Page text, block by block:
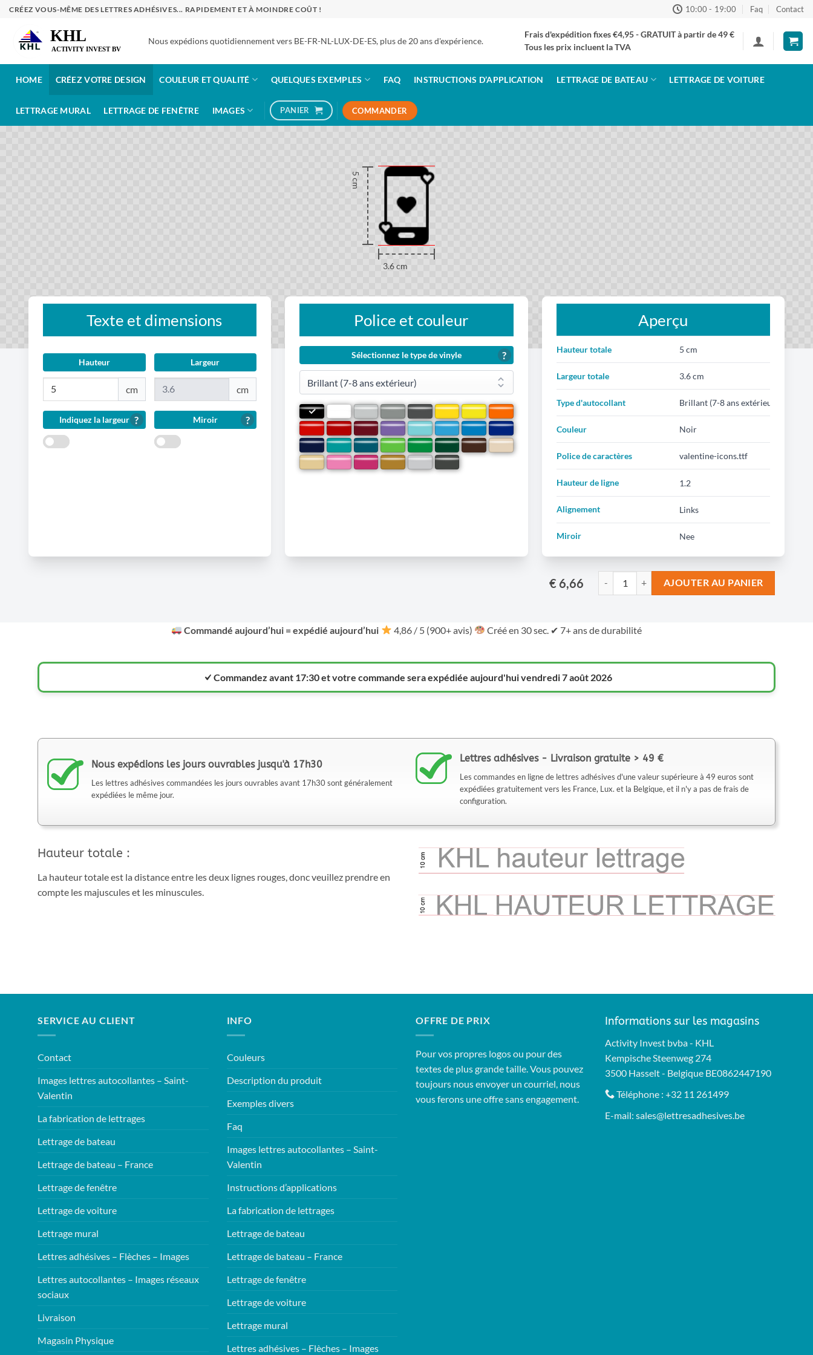
Passer
contenu
CRÉEZ VOUS-MÊME DES LETTRES ADHÉSIVES... RAPIDEMENT ET À MOINDRE COÛT ! 10:00 - 19:00 Faq Contact
Nous expédions quotidiennement vers BE-FR-NL-LUX-DE-ES, plus de 20 ans d'expérience.
Frais d'expédition fixes €4,95 - GRATUIT à partir de 49 €
Tous les prix incluent la TVA
HOME CRÉEZ VOTRE DESIGN COULEUR ET QUALITÉ QUELQUES EXEMPLES FAQ INSTRUCTIONS D’APPLICATION LETTRAGE DE BATEAU LETTRAGE DE VOITURE
LETTRAGE MURAL LETTRAGE DE FENÊTRE IMAGES PANIER COMMANDER
3.6 cm
5 cm
Texte et dimensions
Hauteur Largeur
Indiquez la largeur ?
Indiquez
Miroir ?
Miroir
Police et couleur
Sélectionnez le type de vinyle ?
Aperçu
Hauteur totale
Largeur totale
Type d'autocollant
Couleur
Police de caractères
Hauteur de ligne
Alignement
Miroir
€ 6,66 AJOUTER AU PANIER
Commandé aujourd’hui = expédié aujourd’hui 4,86 / 5 (900+ avis) Créé en 30 sec. ✔ 7+ ans de durabilité
Commandez avant 17:30 et votre commande sera expédiée aujourd'hui vendredi 7 août 2026
Nous expédions les jours ouvrables jusqu'à 17h30
Les lettres adhésives commandées les jours ouvrables avant 17h30 sont généralement
expédiées le même jour.
Lettres adhésives - Livraison gratuite > 49 €
Les commandes en ligne de lettres adhésives d'une valeur supérieure à 49 euros sont
expédiées gratuitement vers les France, Lux. et la Belgique, et il n'y a pas de frais de
configuration.
Hauteur totale :
La hauteur totale est la distance entre les deux lignes rouges, donc veuillez prendre en
compte les majuscules et les minuscules.
SERVICE AU CLIENT
Contact
Images lettres autocollantes – Saint-
Valentin
La fabrication de lettrages
Lettrage de bateau
Lettrage de bateau – France
Lettrage de fenêtre
Lettrage de voiture
Lettrage mural
Lettres adhésives – Flèches – Images
Lettres autocollantes – Images réseaux
sociaux
Livraison
Magasin Physique
INFO
Couleurs
Description du produit
Exemples divers
Faq
Images lettres autocollantes – Saint-
Valentin
Instructions d’applications
La fabrication de lettrages
Lettrage de bateau
Lettrage de bateau – France
Lettrage de fenêtre
Lettrage de voiture
Lettrage mural
Lettres adhésives – Flèches – Images
OFFRE DE PRIX
Pour vos propres logos ou pour des
textes de plus grande taille. Vous pouvez
toujours nous envoyer un courriel, nous
vous ferons une offre sans engagement.
Informations sur les magasins
Activity Invest bvba - KHL
Kempische Steenweg 274
3500 Hasselt - Belgique BE0862447190
Téléphone : +32 11 261499
E-mail: sales@lettresadhesives.be